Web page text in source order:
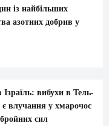
із найбільших
азотних добрив у
вибухи в Тель-
влучання у хмарочос
сил